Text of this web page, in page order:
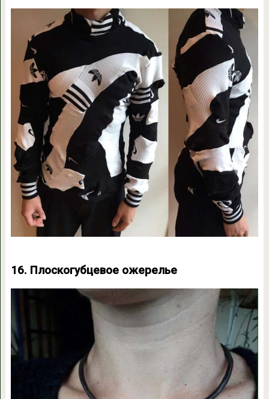
16. Плоскогубцевое ожерелье